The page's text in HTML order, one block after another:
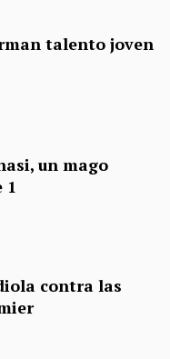
talento joven
un mago
1
contra las